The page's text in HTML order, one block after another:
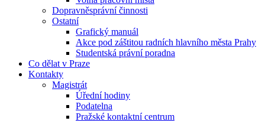
Dopravněsprávní činnosti
Ostatní
Grafický manuál
Akce pod záštitou radních hlavního města Prahy
Studentská právní poradna
Co dělat v Praze
Kontakty
Magistrát
Úřední hodiny
Podatelna
Pražské kontaktní centrum